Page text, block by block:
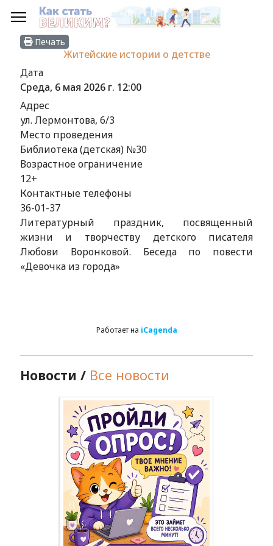
Печать
Житейские истории о детстве
Дата
Среда, 6 мая 2026 г. 12:00
Адрес
ул. Лермонтова, 6/3
Место проведения
Библиотека (детская) №30
Возрастное ограничение
12+
Контактные телефоны
36-01-37
Литературный праздник, посвященный
жизни и творчеству детского писателя
Любови Воронковой. Беседа по повести
«Девочка из города»
Работает на iCagenda
Новости / Все новости